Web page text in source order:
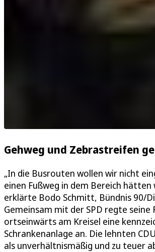
Gehweg und Zebrastreifen
„In die Busrouten wollen wir nicht
einen Fußweg in dem Bereich hätten
erklärte Bodo Schmitt, Bündnis 90/
Gemeinsam mit der SPD regte seine
ortseinwärts am Kreisel eine
Schrankenanlage an. Die lehnten
als unverhältnismäßig und zu teuer